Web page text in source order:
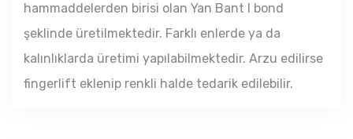
hammaddelerden birisi olan Yan Bant I bond
şeklinde üretilmektedir. Farklı enlerde ya da
kalınlıklarda üretimi yapılabilmektedir. Arzu edilirse
fingerlift eklenip renkli halde tedarik edilebilir.